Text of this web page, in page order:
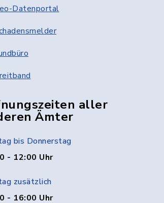
Datenportal
aller
Ämter
bis Donnerstag
- 12:00 Uhr
zusätzlich
- 16:00 Uhr